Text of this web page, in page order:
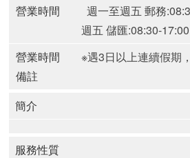
營業時間
週一至週五 郵務
週五 儲匯:08:30-17:00
營業時間
備註
※遇3日以上連續假期
簡介
服務性質